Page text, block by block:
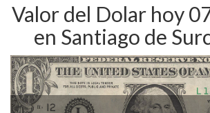
Valor del Dolar hoy
en Santiago de